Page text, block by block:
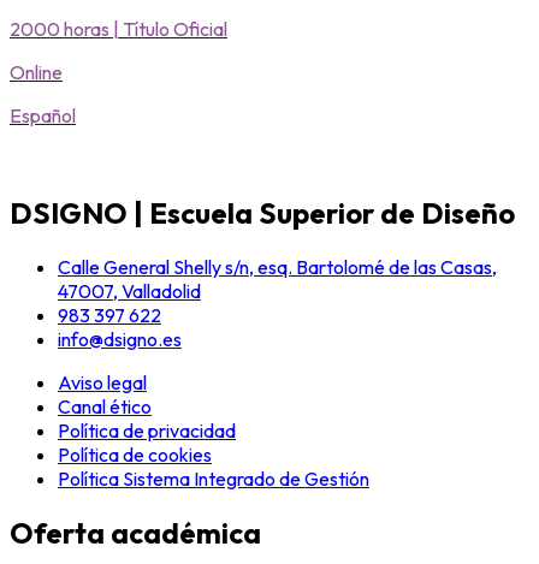
2000 horas | Título Oficial
Online
Español
DSIGNO | Escuela Superior de Diseño
Calle General Shelly s/n, esq. Bartolomé de las Casas,
47007, Valladolid
983 397 622
info@dsigno.es
Aviso legal
Canal ético
Política de privacidad
Política de cookies
Política Sistema Integrado de Gestión
Oferta académica